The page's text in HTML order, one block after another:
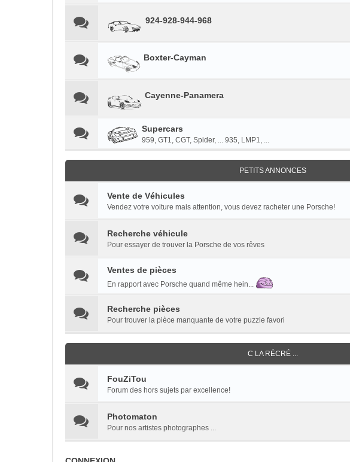
924-928-944-968
Boxter-Cayman
Cayenne-Panamera
Supercars
959, GT1, CGT, Spider, ... 935, LMP1, ...
PETITS ANNONCES
Vente de Véhicules
Vendez votre voiture mais attention, vous devez racheter une Porsche!
Recherche véhicule
Pour essayer de trouver la Porsche de vos rêves
Ventes de pièces
En rapport avec Porsche quand même hein...
Recherche pièces
Pour trouver la pièce manquante de votre puzzle favori
C LA RÉCRÉ ...
FouZiTou
Forum des hors sujets par excellence!
Photomaton
Pour nos artistes photographes ...